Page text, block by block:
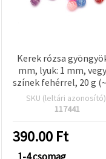
az összes
sütit, vagy
megadhatja
az adott
típusú sütik
kiválasztásával
Kerek rózsa
mm, lyuk: 1 mm,
színek fehérrel, 20 g
db)
SKU (leltári
117441
390.00 Ft
1-4 csomag